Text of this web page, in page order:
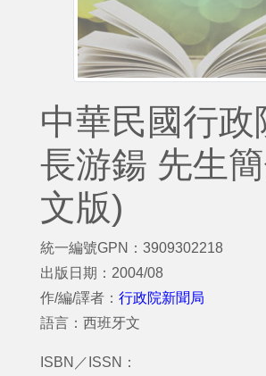
中華民國行政
長游鍚 先生
文版)
統一編號GPN：3909302218
出版日期：2004/08
作/編/譯者： 行政院新聞局
語言：西班牙文
ISBN／ISSN：